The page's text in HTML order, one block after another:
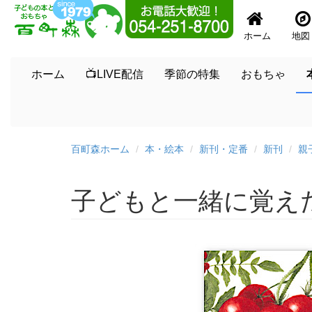
ホーム 地図
ホーム 📺LIVE配信 季節の特集 おもちゃ
百町森ホーム 本・絵本 新刊・定番 新刊 親
子どもと一緒に覚え